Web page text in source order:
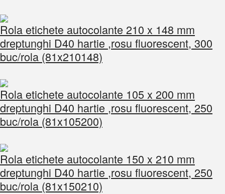
Rola etichete autocolante 210 x 148 mm
dreptunghi D40 hartie ,rosu fluorescent, 300
buc/rola (81x210148)
Rola etichete autocolante 105 x 200 mm
dreptunghi D40 hartie ,rosu fluorescent, 250
buc/rola (81x105200)
Rola etichete autocolante 150 x 210 mm
dreptunghi D40 hartie ,rosu fluorescent, 250
buc/rola (81x150210)